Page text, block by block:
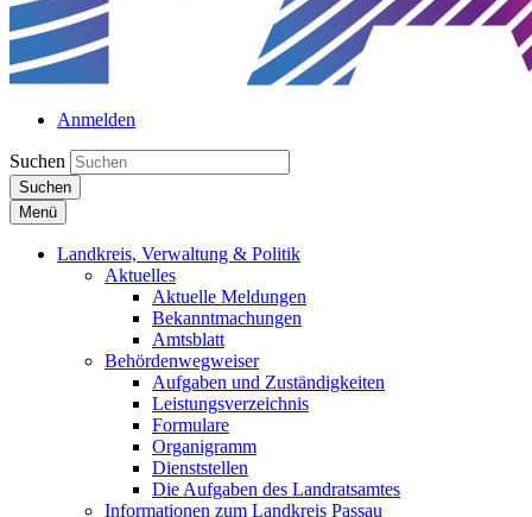
Anmelden
Suchen
Suchen
Menü
Landkreis, Verwaltung & Politik
Aktuelles
Aktuelle Meldungen
Bekanntmachungen
Amtsblatt
Behördenwegweiser
Aufgaben und Zuständigkeiten
Leistungsverzeichnis
Formulare
Organigramm
Dienststellen
Die Aufgaben des Landratsamtes
Informationen zum Landkreis Passau